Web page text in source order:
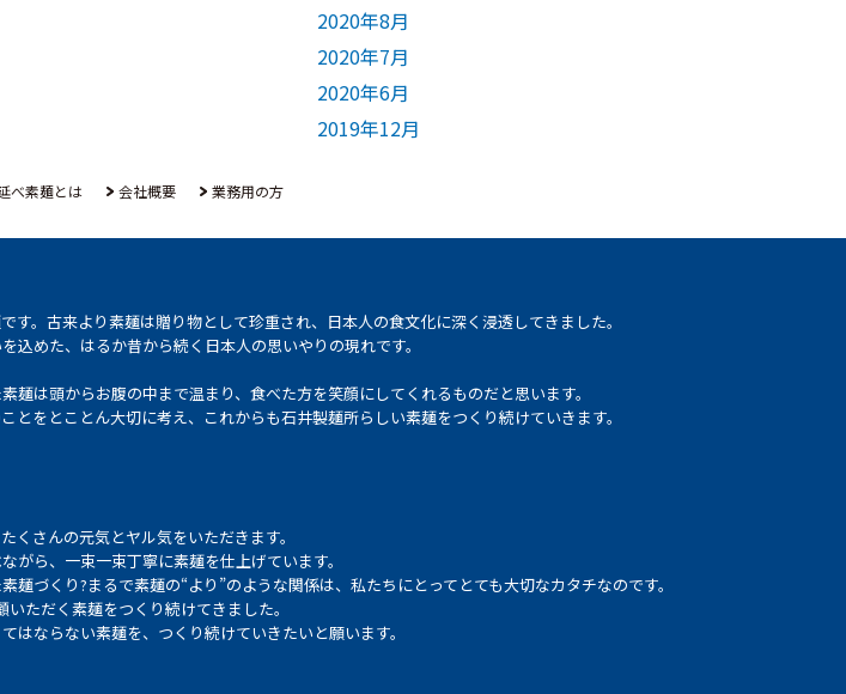
2020年8月
2020年7月
2020年6月
2019年12月
べ素麺とは 会社概要 業務用の方
。古来より素麺は贈り物として珍重され、日本人の食文化に深く浸透してきました。
めた、はるか昔から続く日本人の思いやりの現れです。
は頭からお腹の中まで温まり、食べた方を笑顔にしてくれるものだと思います。
をとことん大切に考え、これからも石井製麺所らしい素麺をつくり続けていきます。
さんの元気とヤル気をいただきます。
ら、一束一束丁寧に素麺を仕上げています。
づくり?まるで素麺の“より”のような関係は、私たちにとってとても大切なカタチなのです。
ただく素麺をつくり続けてきました。
ならない素麺を、つくり続けていきたいと願います。